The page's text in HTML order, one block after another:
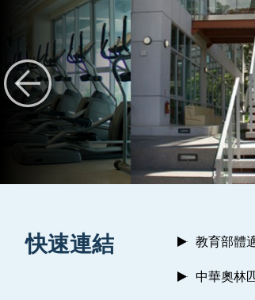
快速連結 教育部體
中華奧林